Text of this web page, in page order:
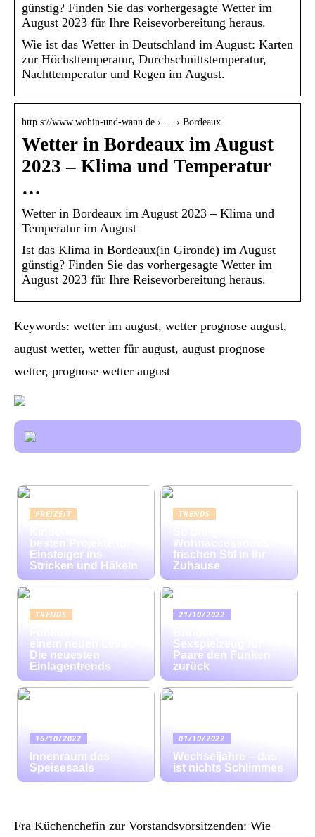
günstig? Finden Sie das vorhergesagte Wetter im
August 2023 für Ihre Reisevorbereitung heraus.
Wie ist das Wetter in Deutschland im August: Karten
zur Höchsttemperatur, Durchschnittstemperatur,
Nachttemperatur und Regen im August.
http s://www.wohin-und-wann.de › … › Bordeaux
Wetter in Bordeaux im August
2023 – Klima und Temperatur
…
Wetter in Bordeaux im August 2023 – Klima und
Temperatur im August
Ist das Klima in Bordeaux(in Gironde) im August
günstig? Finden Sie das vorhergesagte Wetter im
August 2023 für Ihre Reisevorbereitung heraus.
Keywords: wetter im august, wetter prognose august,
august wetter, wetter für august, august prognose
wetter, prognose wetter august
FREIZEIT
besten Projekte für
Einsteiger ins
Stricken und Häkeln
TRENDS
Wohnaccessoires
frischen Stil in Ihr
Zuhause
TRENDS
einem neuen Level:
Die neuesten
Einlagentrends
21/10/2022
Sexspielzeug für
Paare den Funken
zurück
16/10/2022
Innenraum des
Speisesaals
01/10/2022
Wechseljahre – das
ist nichts Schlimmes
Fra Küchenchefin zur Vorstandsvorsitzenden: Wie